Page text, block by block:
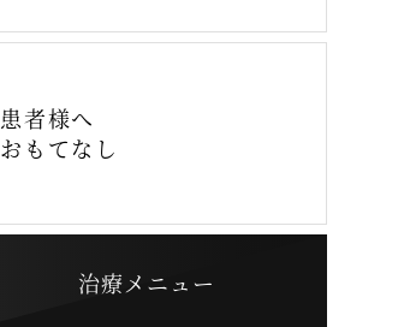
患者様へ
おもてなし
治療メニュー